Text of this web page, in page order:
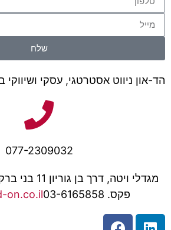
שלח
הד-און ניווט אסטרטגי, עסקי ושיווקי
077-2309032
מגדלי ויטה, דרך בן גוריון 11 בני ברק
פקס. 03-6165858
on.co.il